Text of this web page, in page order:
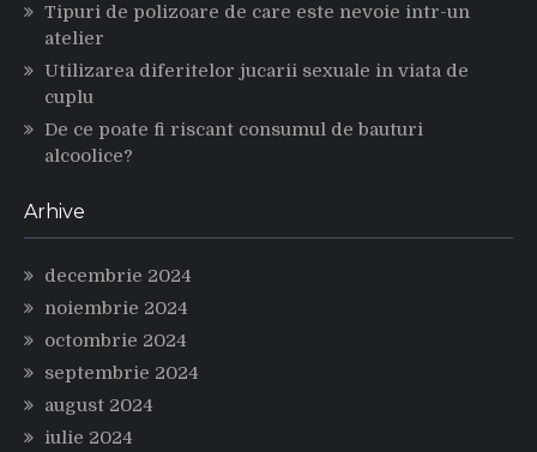
Tipuri de polizoare de care este nevoie intr-un
atelier
Utilizarea diferitelor jucarii sexuale in viata de
cuplu
De ce poate fi riscant consumul de bauturi
alcoolice?
Arhive
decembrie 2024
noiembrie 2024
octombrie 2024
septembrie 2024
august 2024
iulie 2024